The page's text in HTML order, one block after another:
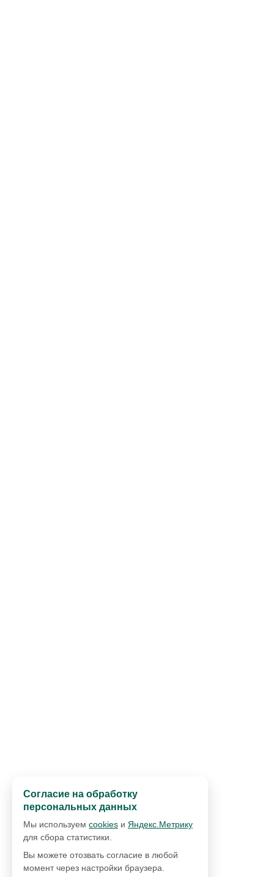
Согласие на обработку
персональных данных
Мы используем cookies и Яндекс.Метрику
для сбора статистики.
Вы можете отозвать согласие в любой
момент через настройки браузера.